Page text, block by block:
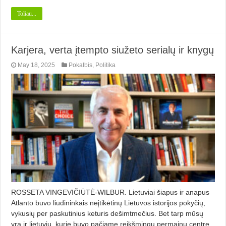
Toliau...
Karjera, verta įtempto siužeto serialų ir knygų
May 18, 2025 Pokalbis, Politika
ROSSETA VINGEVIČIŪTĖ-WILBUR. Lietuviai šiapus ir anapus
Atlanto buvo liudininkais neįtikėtinų Lietuvos istorijos pokyčių,
vykusių per paskutinius keturis dešimtmečius. Bet tarp mūsų
yra ir lietuvių, kurie buvo pačiame reikšmingų permainų centre,